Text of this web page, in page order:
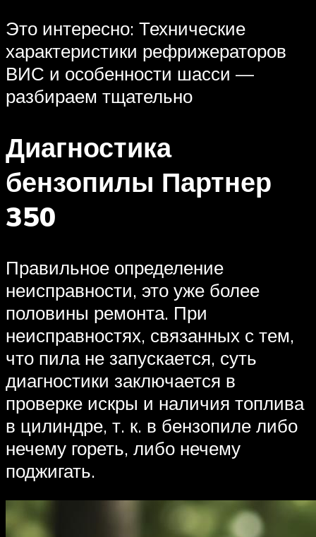
Это интересно: Технические
характеристики рефрижераторов
ВИС и особенности шасси —
разбираем тщательно
Диагностика
бензопилы Партнер
350
Правильное определение
неисправности, это уже более
половины ремонта. При
неисправностях, связанных с тем,
что пила не запускается, суть
диагностики заключается в
проверке искры и наличия топлива
в цилиндре, т. к. в бензопиле либо
нечему гореть, либо нечему
поджигать.